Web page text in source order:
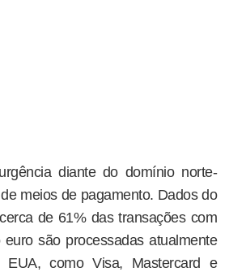
diante do domínio norte-
meios de pagamento. Dados do
de 61% das transações com
são processadas atualmente
EUA, como Visa, Mastercard e